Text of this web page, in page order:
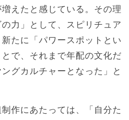
えたと感じている。その理
力」として、スピリチュア
たに「パワースポットとい
で、それまで年配の文化だ
グカルチャーとなった」と
作にあたっては、「自分た